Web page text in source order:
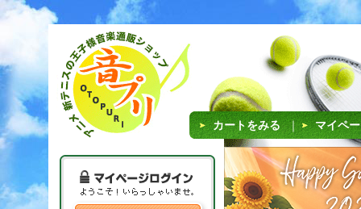
カートをみる ｜ マイペ